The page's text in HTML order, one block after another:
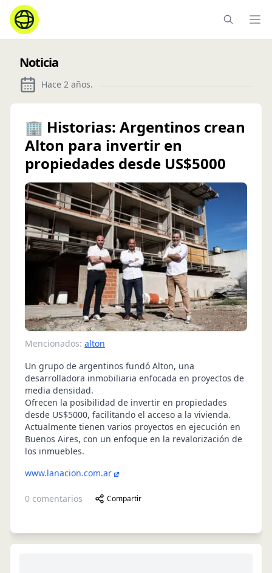
Noticia
Hace 2 años.
🏢 Historias: Argentinos crean
Alton para invertir en
propiedades desde US$5000
Mencionados: alton
Un grupo de argentinos fundó Alton, una
desarrolladora inmobiliaria enfocada en proyectos de
media densidad.
Ofrecen la posibilidad de invertir en propiedades
desde US$5000, facilitando el acceso a la vivienda.
Actualmente tienen varios proyectos en ejecución en
Buenos Aires, con un enfoque en la revalorización de
los inmuebles.
www.lanacion.com.ar
0 comentarios Compartir